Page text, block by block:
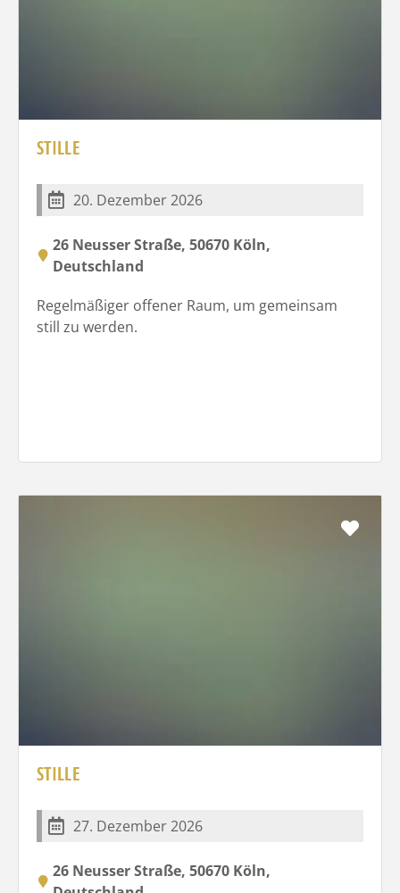
STILLE
20. Dezember 2026
26 Neusser Straße, 50670 Köln,
Deutschland
Regelmäßiger offener Raum, um gemeinsam
still zu werden.
STILLE
27. Dezember 2026
26 Neusser Straße, 50670 Köln,